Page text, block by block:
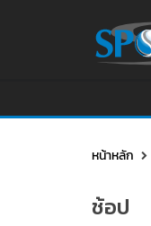
หน้าหลัก
ช้อป